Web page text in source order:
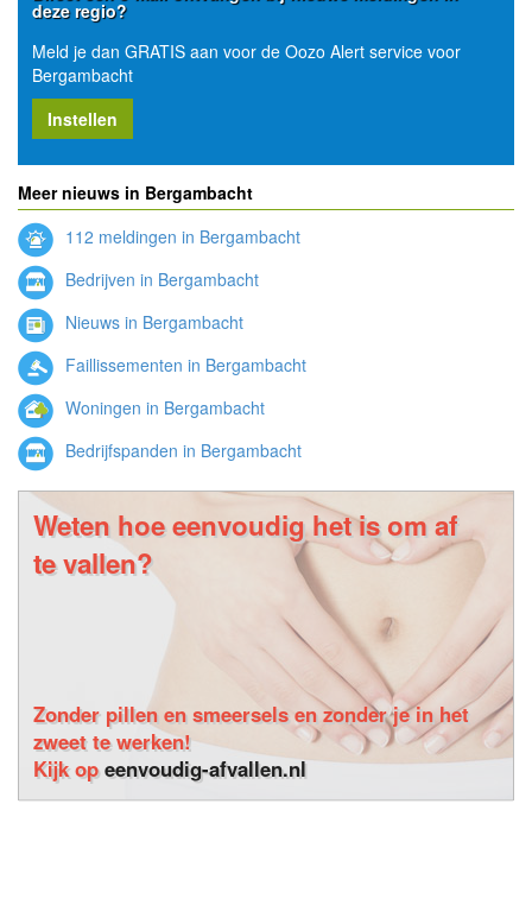
deze regio?
Meld je dan GRATIS aan voor de Oozo Alert service voor
Bergambacht
Instellen
Meer nieuws in Bergambacht
112 meldingen in Bergambacht
Bedrijven in Bergambacht
Nieuws in Bergambacht
Faillissementen in Bergambacht
Woningen in Bergambacht
Bedrijfspanden in Bergambacht
Weten hoe eenvoudig het is om af
te vallen?
Zonder pillen en smeersels en zonder je in het
zweet te werken!
Kijk opeenvoudig-afvallen.nl